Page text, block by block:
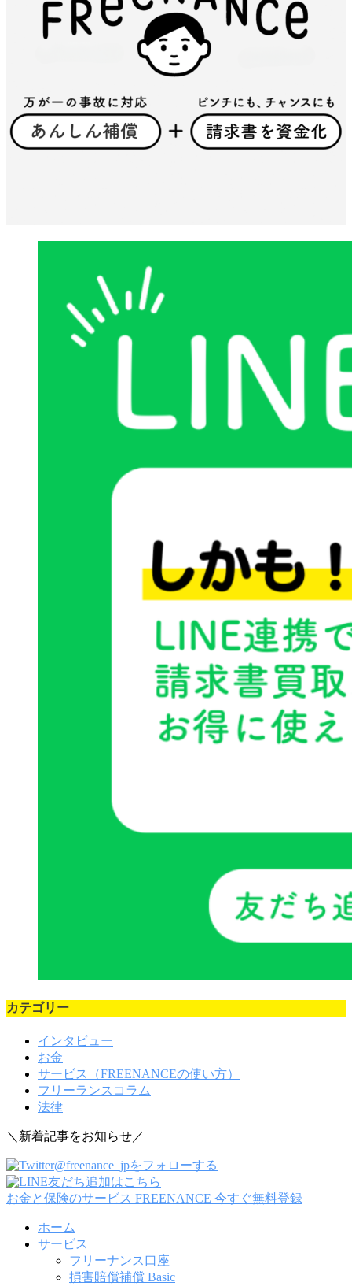
カテゴリー
インタビュー
お金
サービス（FREENANCEの使い方）
フリーランスコラム
法律
＼新着記事をお知らせ／
@freenance_jpをフォローする
友だち追加はこちら
お金と保険のサービス FREENANCE 今すぐ無料登録
ホーム
サービス
フリーナンス口座
損害賠償補償 Basic